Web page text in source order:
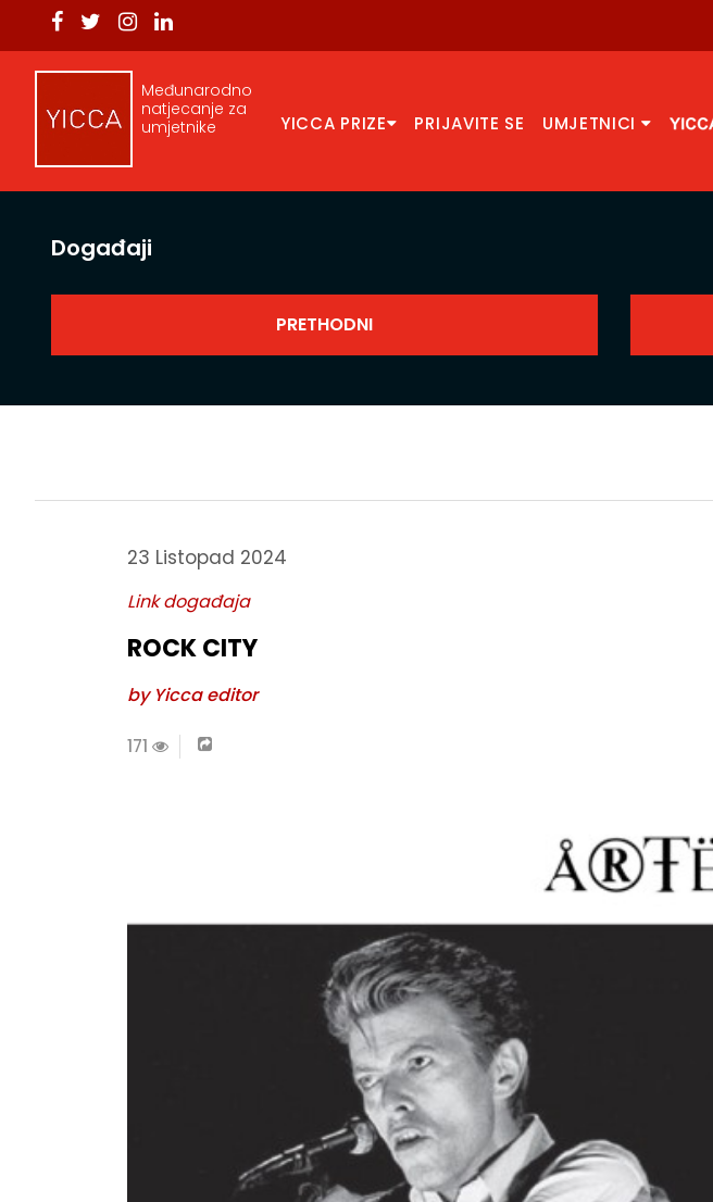
Međunarodno
natjecanje za
umjetnike
YICCA PRIZE PRIJAVITE SE UMJETNICI
Događaji
23 Listopad 2024
Link događaja
ROCK CITY
by Yicca editor
171